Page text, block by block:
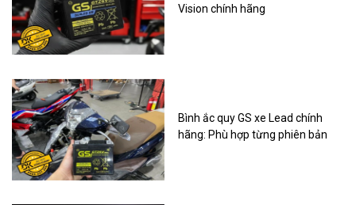
Vision chính hãng
Bình ắc quy GS xe Lead chính
hãng: Phù hợp từng phiên bản